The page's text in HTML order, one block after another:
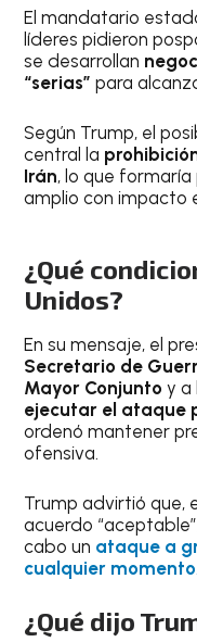
El mandatario
líderes pidieron
se desarrollan
“serias” para
Según Trump, el
central la
Irán, lo que
amplio con impacto
¿Qué
Unidos?
En su mensaje, el
Secretario de
Mayor Conjunto y a
ejecutar el ataque
ordenó mantener
ofensiva.
Trump advirtió que,
acuerdo
cabo un ataque a
cualquier momento
¿Qué dijo